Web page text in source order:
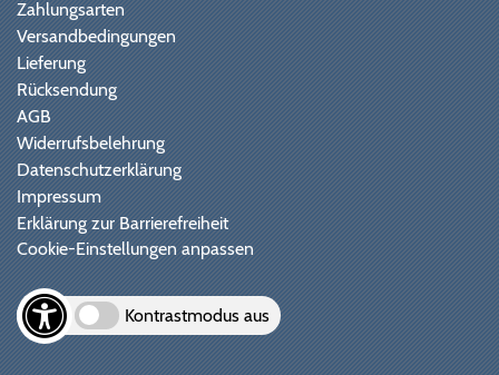
Zahlungsarten
Versandbedingungen
Lieferung
Rücksendung
AGB
Widerrufsbelehrung
Datenschutzerklärung
Impressum
Erklärung zur Barrierefreiheit
Cookie-Einstellungen anpassen
Kontrastmodus aus